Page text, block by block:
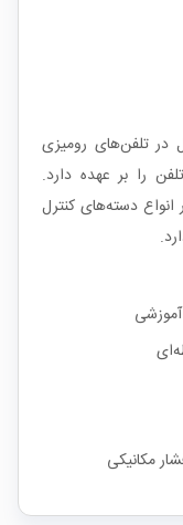
در تلفن‌های رومیزی
را بر عهده دارد.
دسته‌های کنترل
مکانیکی